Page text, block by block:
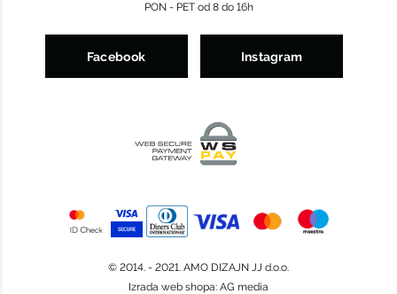
PON - PET od 8 do 16h
Facebook Instagram
© 2014. - 2021. AMO DIZAJN JJ d.o.o.
Izrada web shopa: AG media